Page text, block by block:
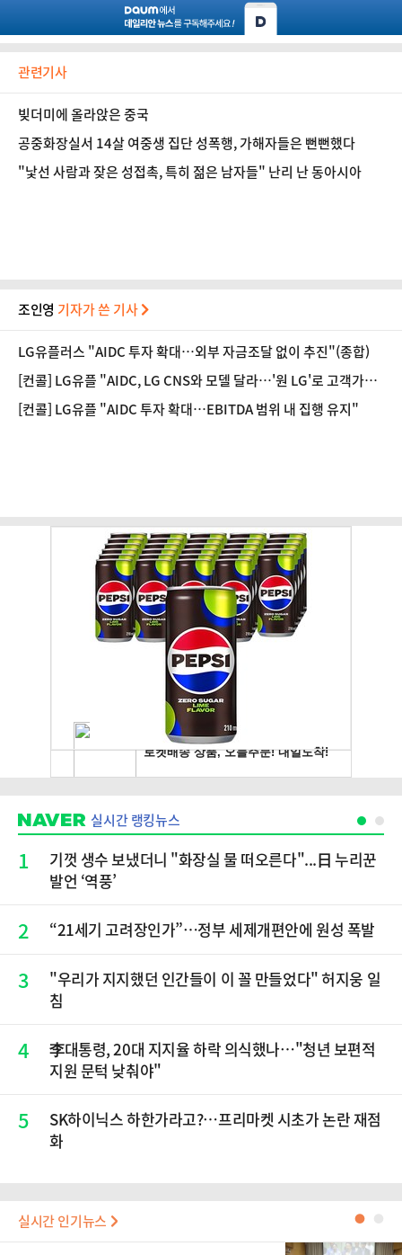
관련기사
빚더미에 올라앉은 중국
공중화장실서 14살 여중생 집단 성폭행, 가해자들은 뻔뻔했다
"낯선 사람과 잦은 성접촉, 특히 젊은 남자들" 난리 난 동아시아
조인영 기자가 쓴 기사
LG유플러스 "AIDC 투자 확대…외부 자금조달 없이 추진"(종합)
[컨콜] LG유플 "AIDC, LG CNS와 모델 달라…'원 LG'로 고객가치
확대"
[컨콜] LG유플 "AIDC 투자 확대…EBITDA 범위 내 집행 유지"
실시간 랭킹뉴스
1
기껏 생수 보냈더니 "화장실 물 떠오른다"...日 누리꾼
발언 ‘역풍’
2 “21세기 고려장인가”…정부 세제개편안에 원성 폭발
3
"우리가 지지했던 인간들이 이 꼴 만들었다" 허지웅 일
침
4
李대통령, 20대 지지율 하락 의식했나…"청년 보편적
지원 문턱 낮춰야"
5
SK하이닉스 하한가라고?…프리마켓 시초가 논란 재점
화
실시간 인기뉴스 ●